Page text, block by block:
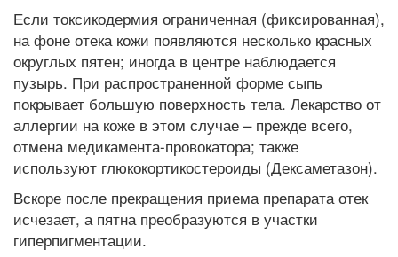
Если токсикодермия ограниченная (фиксированная),
на фоне отека кожи появляются несколько красных
округлых пятен; иногда в центре наблюдается
пузырь. При распространенной форме сыпь
покрывает большую поверхность тела. Лекарство от
аллергии на коже в этом случае – прежде всего,
отмена медикамента-провокатора; также
используют глюкокортикостероиды (Дексаметазон).
Вскоре после прекращения приема препарата отек
исчезает, а пятна преобразуются в участки
гиперпигментации.